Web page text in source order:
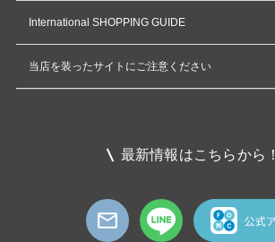
International SHOPPING GUIDE
当店を装ったサイトにご注意ください
最新情報はこちらから！